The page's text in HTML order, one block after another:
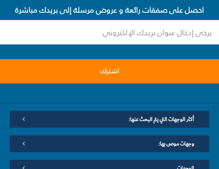
احصل على صفقات رائعة و عروض مرسلة إلى بريدك مباشرة
اشترك
أكثر الوجهات التي يتم البحث عنها:
وجهات موصى بها: